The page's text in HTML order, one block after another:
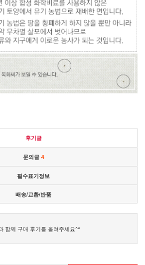
후기글
문의글 4
필수표기정보
배송/교환/반품
함께 구매 후기를 올려주세요^^